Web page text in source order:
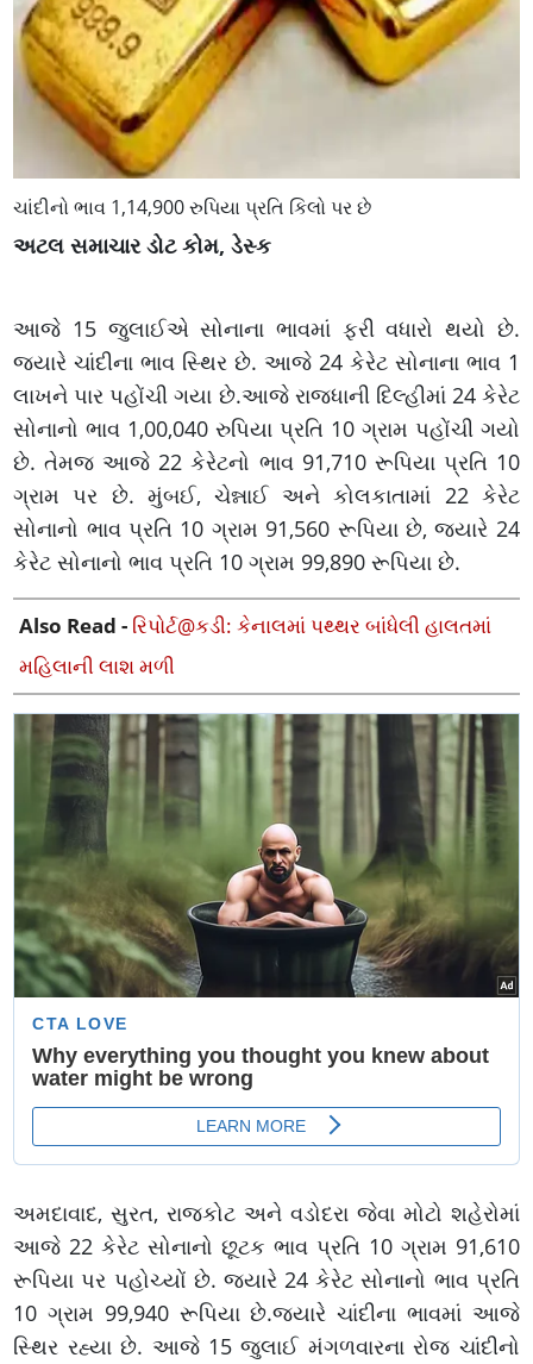
ચાંદીનો ભાવ 1,14,900 રુપિયા પ્રતિ કિલો પર છે
અટલ સમાચાર ડોટ કોમ, ડેસ્ક
આજે 15 જુલાઈએ સોનાના ભાવમાં ફરી વધારો થયો છે.
જ્યારે ચાંદીના ભાવ સ્થિર છે. આજે 24 કેરેટ સોનાના ભાવ 1
લાખને પાર પહોંચી ગયા છે.આજે રાજધાની દિલ્હીમાં 24 કેરેટ
સોનાનો ભાવ 1,00,040 રુપિયા પ્રતિ 10 ગ્રામ પહોંચી ગયો
છે. તેમજ આજે 22 કેરેટનો ભાવ 91,710 રૂપિયા પ્રતિ 10
ગ્રામ પર છે. મુંબઈ, ચેન્નાઈ અને કોલકાતામાં 22 કેરેટ
સોનાનો ભાવ પ્રતિ 10 ગ્રામ 91,560 રૂપિયા છે, જ્યારે 24
કેરેટ સોનાનો ભાવ પ્રતિ 10 ગ્રામ 99,890 રૂપિયા છે.
Also Read - રિપોર્ટ@કડી: કેનાલમાં પથ્થર બાંધેલી હાલતમાં
મહિલાની લાશ મળી
અમદાવાદ, સુરત, રાજકોટ અને વડોદરા જેવા મોટો શહેરોમાં
આજે 22 કેરેટ સોનાનો છૂટક ભાવ પ્રતિ 10 ગ્રામ 91,610
રૂપિયા પર પહોચ્યોં છે. જ્યારે 24 કેરેટ સોનાનો ભાવ પ્રતિ
10 ગ્રામ 99,940 રૂપિયા છે.જ્યારે ચાંદીના ભાવમાં આજે
સ્થિર રહ્યા છે. આજે 15 જુલાઈ મંગળવારના રોજ ચાંદીનો